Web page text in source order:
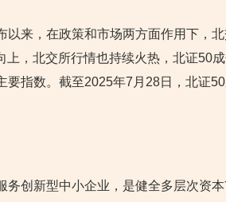
以来，在政策和市场两方面作用下，
，北交所行情也持续火热， 北证50
要指数。截至2025年7月28日，北证
创新型中小企业，是健全多层次资